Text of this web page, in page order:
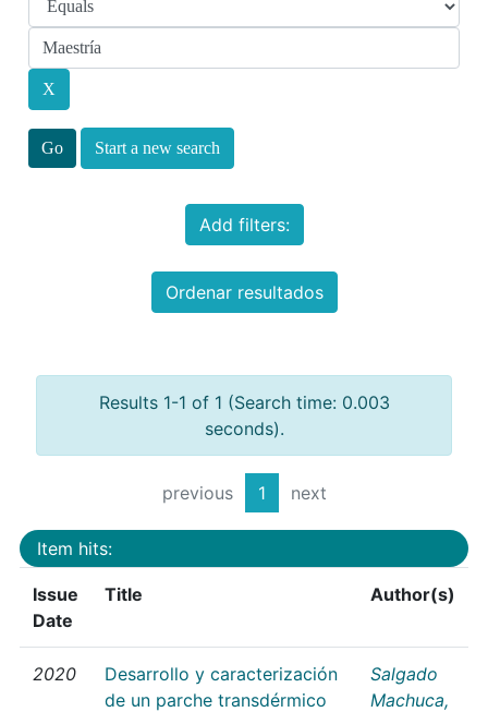
Start a new search
Add filters:
Ordenar resultados
Results 1-1 of 1 (Search time: 0.003
seconds).
previous 1 next
Item hits:
Issue
Date
Title Author(s)
2020
Desarrollo y caracterización
de un parche transdérmico
Salgado
Machuca,